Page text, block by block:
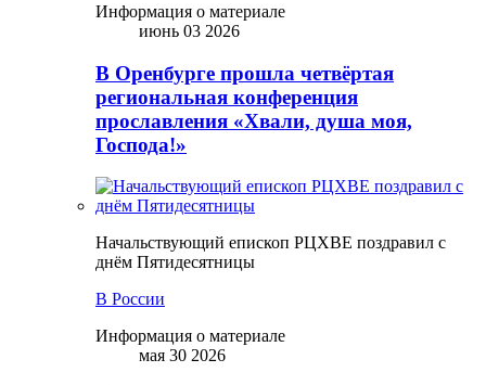
Информация о материале
июнь 03 2026
В Оренбурге прошла четвёртая
региональная конференция
прославления «Хвали, душа моя,
Господа!»
Начальствующий епископ РЦХВЕ поздравил с
днём Пятидесятницы
В России
Информация о материале
мая 30 2026